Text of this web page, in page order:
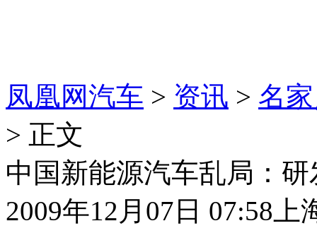
凤凰网汽车 > 资讯 > 名
> 正文
中国新能源汽车乱局：
2009年12月07日 07:58